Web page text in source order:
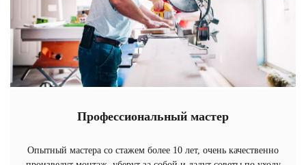
Профессиональный мастер
Опытный мастера со стажем более 10 лет, очень качественно